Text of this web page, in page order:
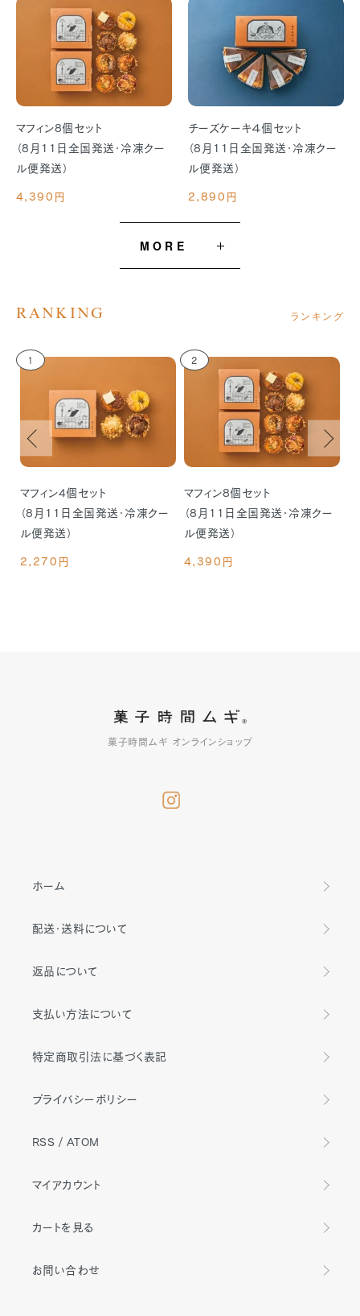
マフィン8個セット
（8月11日全国発送・冷凍クー
ル便発送）
4,390円
チーズケーキ４個セット
（8月11日全国発送・冷凍クー
ル便発送）
2,890円
MORE
RANKING ランキング
1
マフィン4個セット
（8月11日全国発送・冷凍クー
ル便発送）
2,270円
2
マフィン8個セット
（8月11日全国発送・冷凍クー
ル便発送）
4,390円
菓子時間ムギ オンラインショップ
ホーム
配送・送料について
返品について
支払い方法について
特定商取引法に基づく表記
プライバシーポリシー
RSS / ATOM
マイアカウント
カートを見る
お問い合わせ